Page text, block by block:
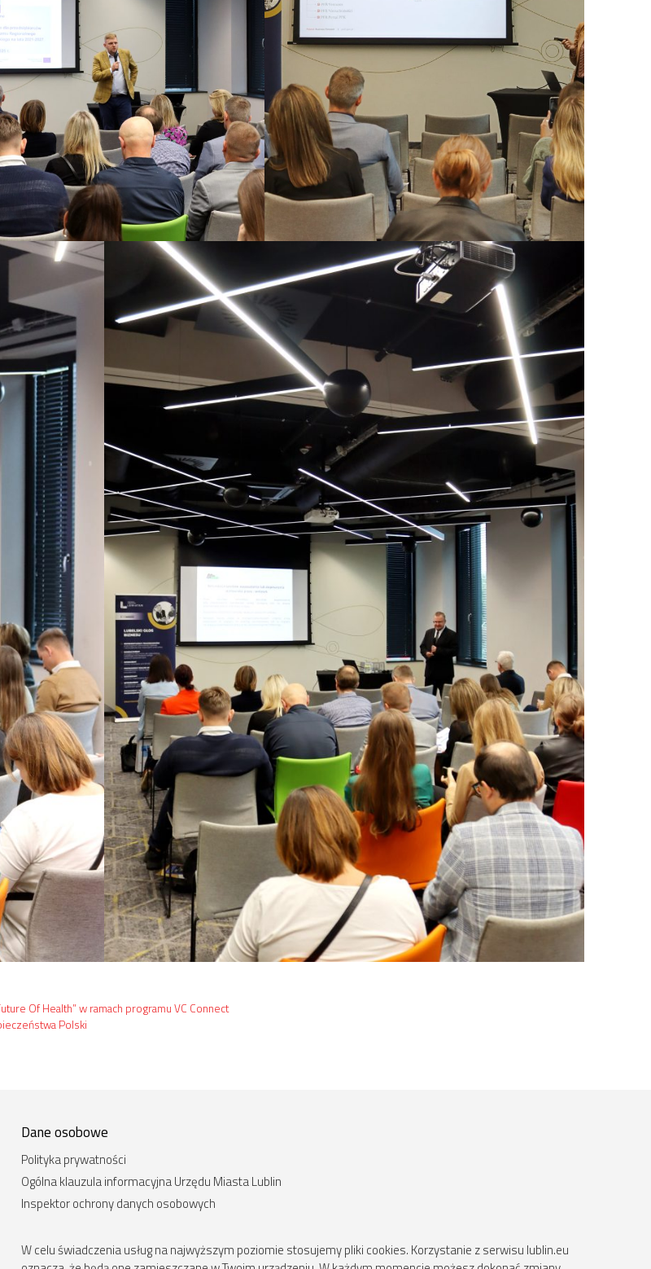
Of Health” w ramach programu VC Connect
Polski
Dane osobowe
Polityka prywatności
Ogólna klauzula informacyjna Urzędu Miasta Lublin
Inspektor ochrony danych osobowych
W celu świadczenia usług na najwyższym poziomie stosujemy pliki cookies. Korzystanie z serwisu lublin.eu